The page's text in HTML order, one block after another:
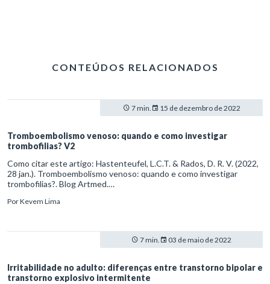
CONTEÚDOS RELACIONADOS
7 min. 15 de dezembro de 2022
Tromboembolismo venoso: quando e como investigar
trombofilias? V2
Como citar este artigo: Hastenteufel, L.C.T. & Rados, D. R. V. (2022,
28 jan.). Tromboembolismo venoso: quando e como investigar
trombofilias?. Blog Artmed.
como-investigar-trombofilias-v2
PorKevem Lima
7 min. 03 de maio de 2022
Irritabilidade no adulto: diferenças entre transtorno bipolar e
transtorno explosivo intermitente